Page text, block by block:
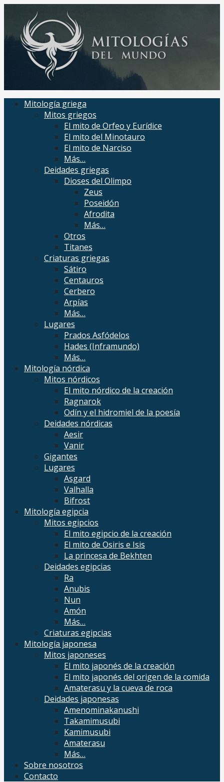
contenido
Mitologías del mundo
Mitologías de civilizaciones de la historia
Mitología griega
Mitos griegos
El mito de Orfeo y Eurídice
El mito del Minotauro
El mito de Narciso
Más…
Deidades griegas
Dioses del Olimpo
Zeus
Poseidón
Afrodita
Más…
Otros
Titanes
Criaturas griegas
Sátiro
Centauros
Cerbero
Arpías
Más…
Lugares
Prados Asfódelos
Hades (Inframundo)
Más…
Mitología nórdica
Mitos nórdicos
El mito nórdico de la creación
Ragnarok
Odín y el hidromiel de la poesía
Deidades nórdicas
Aesir
Vanir
Gigantes
Lugares
Asgard
Valhalla
Bifrost
Mitología egipcia
Mitos egipcios
El mito egipcio de la creación
El mito de Osiris e Isis
La princesa de Bekhten
Deidades egipcias
Ra
Anubis
Nun
Amón
Más…
Criaturas egipcias
Mitología japonesa
Mitos japoneses
El mito japonés de la creación
El mito japonés del origen de la comida
Amaterasu y la cueva de roca
Deidades japonesas
Amenominakanushi
Takamimusubi
Kamimusubi
Amaterasu
Más…
Sobre nosotros
Contacto